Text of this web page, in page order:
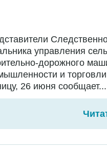
управления
дорожного
и
26 июня сообщает...